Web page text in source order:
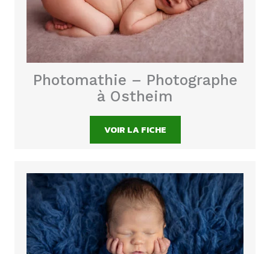
Photomathie – Photographe
à Ostheim
VOIR LA FICHE